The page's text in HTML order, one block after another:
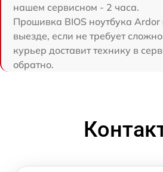
нашем сервисном - 2 часа.
Прошивка BIOS ноутбука Ardor
выезде, если не требует
курьер доставит технику в
обратно.